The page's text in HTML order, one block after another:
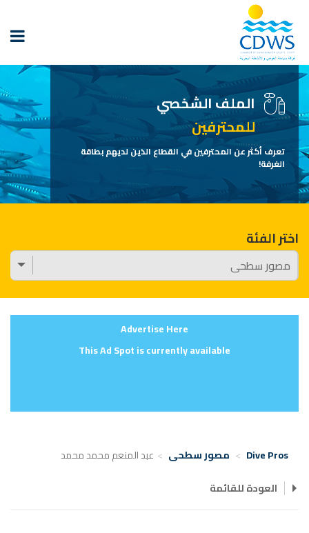
الملف الشخصي
للمحترفين
تعرف أكثر عن المحترفين في القطاع الذين لديهم بطاقة
الغرفة!
اختر الفئة
Advertise Here
This Ad Spot is currently available
Dive Pros مصور سطحى
عبد المنعم محمد محمد
العودة للقائمة